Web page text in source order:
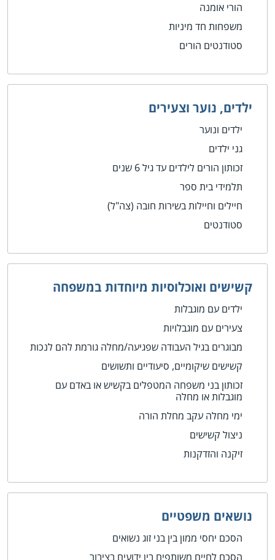
הורי אומנה
משפחות חד מיניות
סטודנטים הורים
ילדים, נוער וצעירים
ילדים ונוער
גני ילדים
זכותון הורים לילדים עד גיל 6 שנים
תלמידי בית ספר
חיילים וחיילות בשירות חובה (צה"ל)
סטודנטים
קשישים ואוכלוסיות מיוחדות במשפחה
ילדים עם מוגבלות
צעירים עם מוגבלויות
מבוגרים בגיל העבודה שפגיעה/מחלה גורמת להם לנכות
קשישים שיקומיים, סיעודיים ותשושים
זכותון בני משפחה המטפלים בקשיש או באדם עם
מוגבלות או מחלה
ימי מחלה עקב מחלת הורה
ניצול קשישים
זיקנה והזדקנות
נושאים משפטיים
הסכם יחסי ממון בין בני זוג נשואים
הסכם לחיים משותפים בין ידועים בציבור